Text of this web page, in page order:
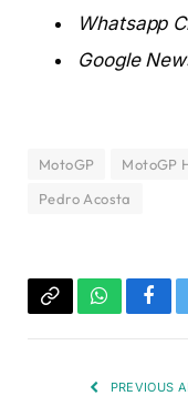
Whatsapp
Google
MotoGP MotoGP
Pedro Acosta
Copy WhatsApp
PREVIOUS